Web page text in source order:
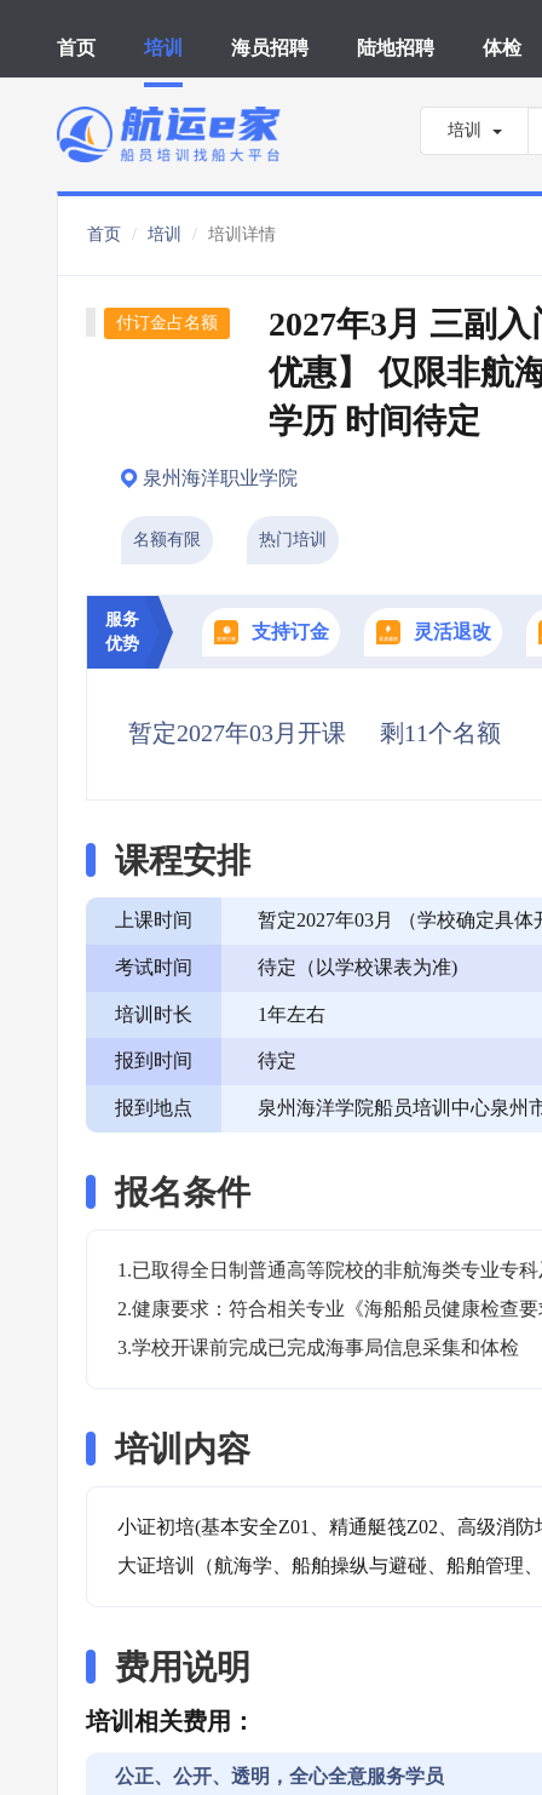
首页 培训 海员招聘 陆地招聘 体检
培训
首页 培训 培训详情
付订金占名额
2027年3月 三副
优惠】 仅限非航
学历 时间待定
泉州海洋职业学院
名额有限 热门培训
服务
优势
支持订金 灵活退改
暂定2027年03月开课 剩11个名额
课程安排
上课时间 暂定2027年03月 （学校确定具
考试时间 待定（以学校课表为准)
培训时长 1年左右
报到时间 待定
报到地点 泉州海洋学院船员培训中心泉州
报名条件
1.已取得全日制普通高等院校的非航海类专业专
2.健康要求：符合相关专业《海船船员健康检查
3.学校开课前完成已完成海事局信息采集和体检
培训内容
小证初培(基本安全Z01、精通艇筏Z02、高级消
大证培训（航海学、船舶操纵与避碰、船舶管理
费用说明
培训相关费用：
公正、公开、透明，全心全意服务学员